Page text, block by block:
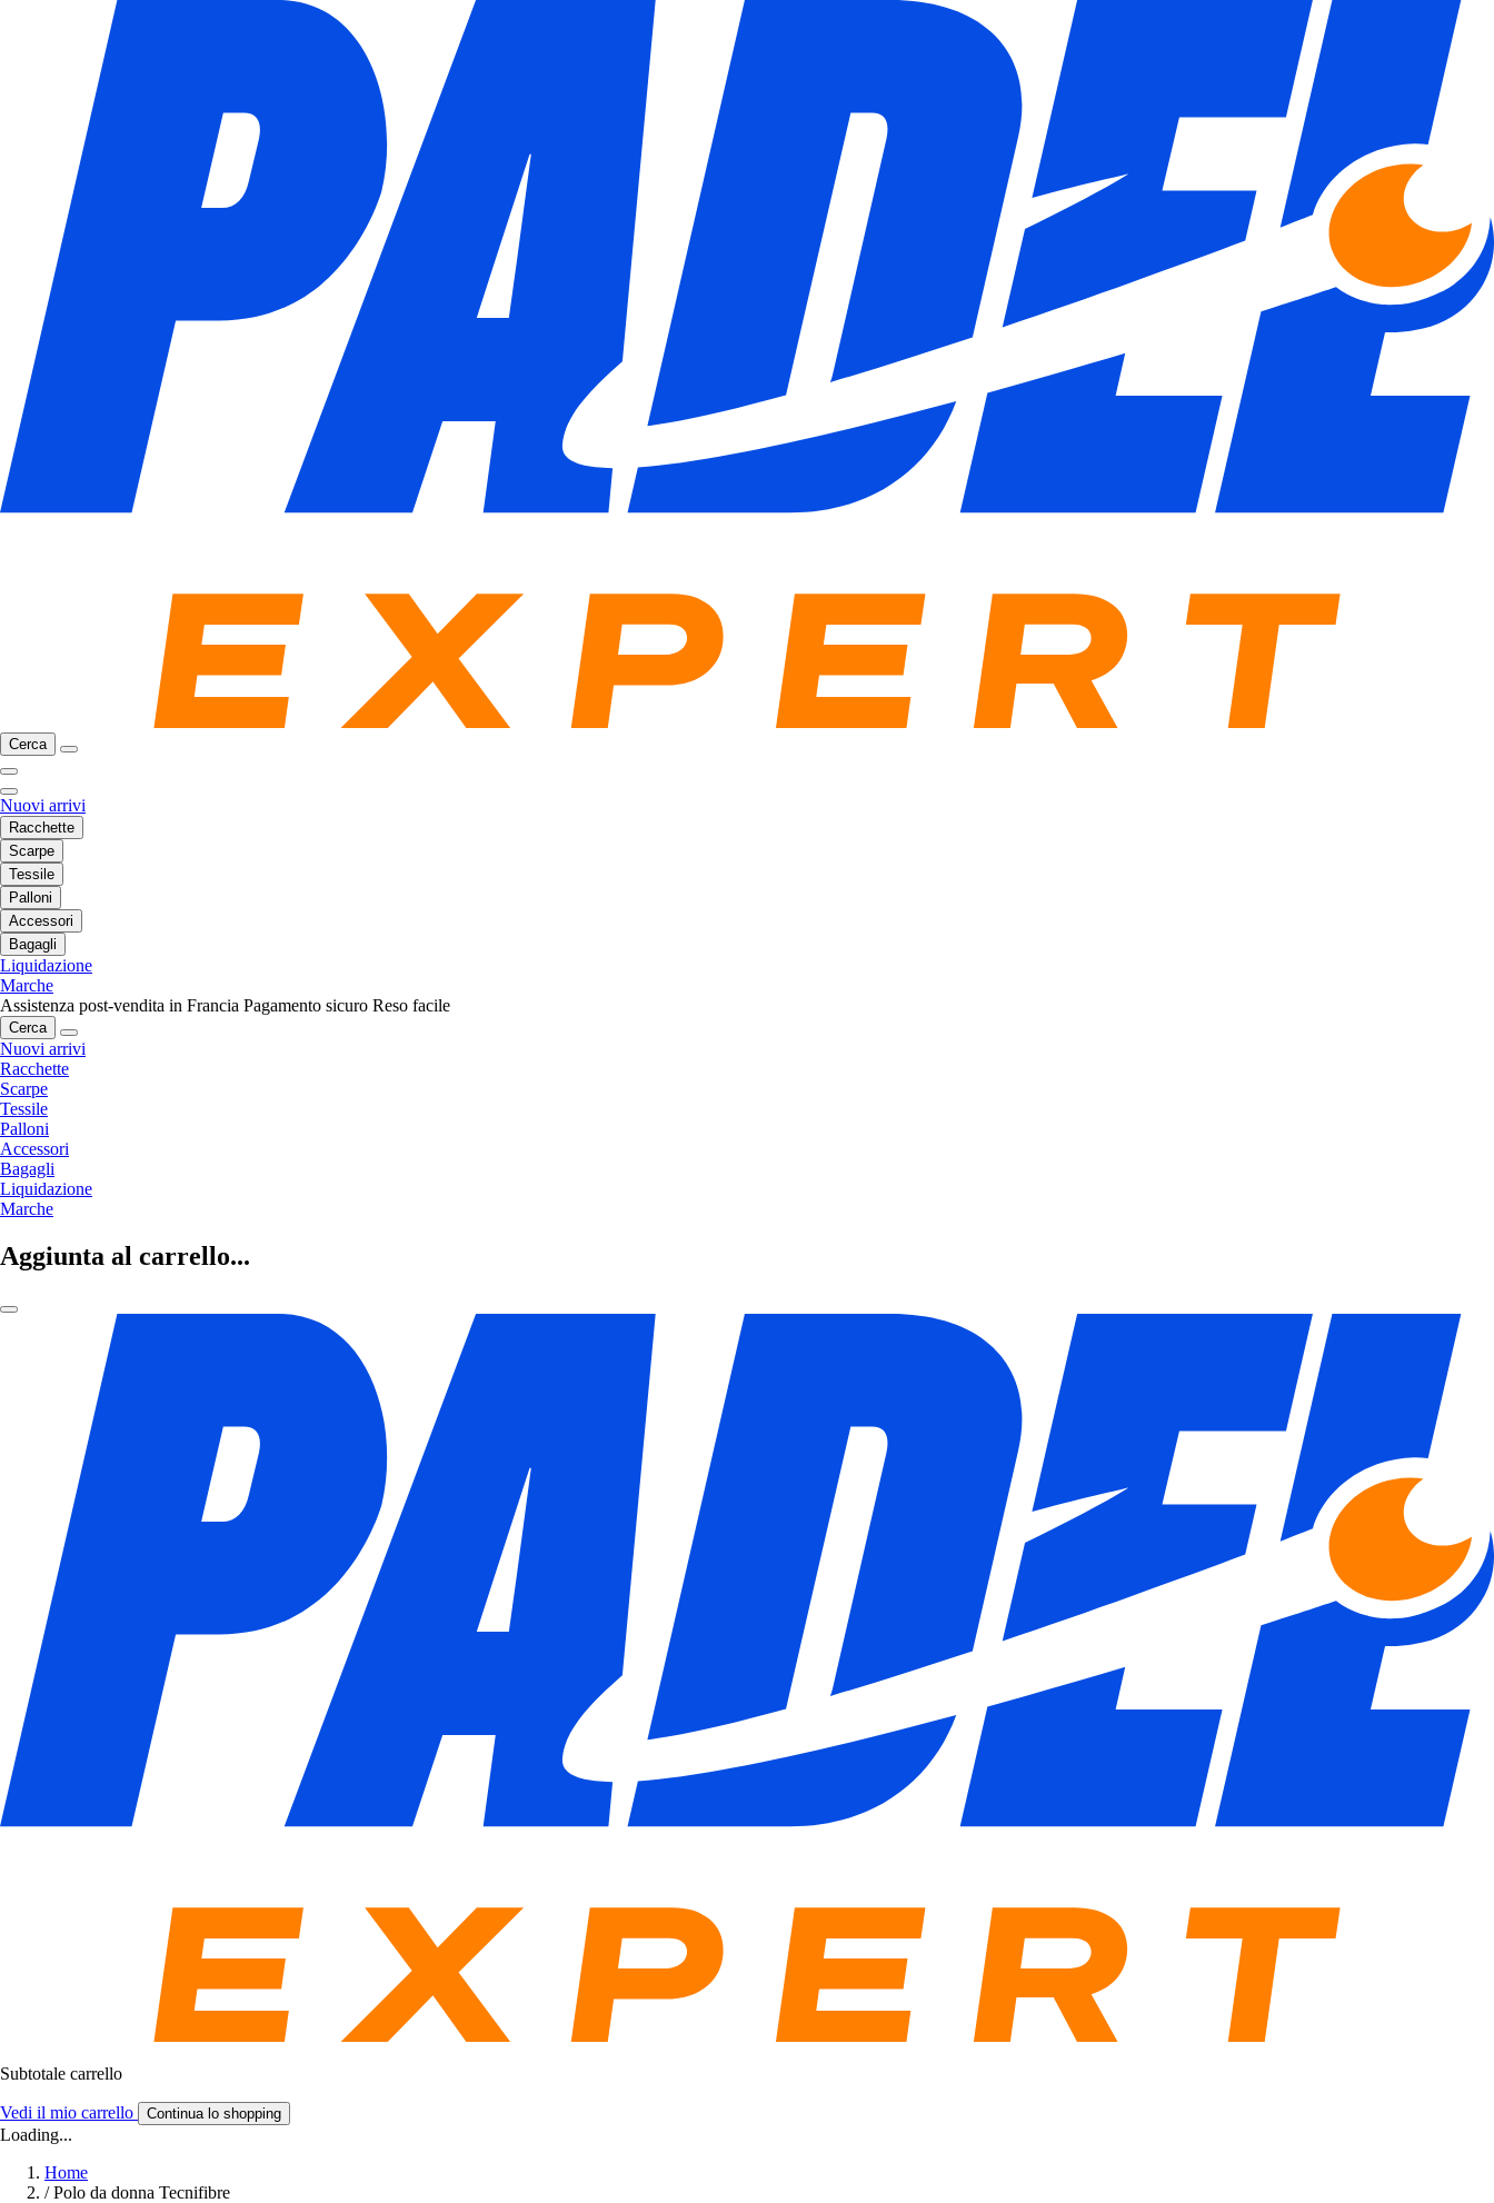
Cerca
Nuovi arrivi
Racchette
Scarpe
Tessile
Palloni
Accessori
Bagagli
Liquidazione
Marche
Assistenza post-vendita in Francia Pagamento sicuro Reso facile
Cerca
Nuovi arrivi
Racchette
Scarpe
Tessile
Palloni
Accessori
Bagagli
Liquidazione
Marche
Aggiunta al carrello...
Subtotale carrello
Vedi il mio carrello Continua lo shopping
Loading...
Home
/ Polo da donna Tecnifibre